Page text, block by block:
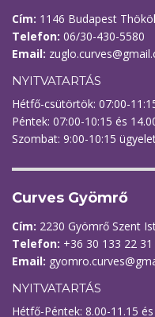
Cím: 1146 Budapest
Telefon: 06/30-430-5580
Email:
NYITVATARTÁS
Hétfő-csütörtök: 07:00-
Péntek: 07:00-10:15 és
Szombat: 9:00-10:15
Curves Gyömrő
Cím: 2230 Gyömrő Szent
Telefon: +36 30 133 22 31
Email:
NYITVATARTÁS
Hétfő-Péntek: 8.00-11.15